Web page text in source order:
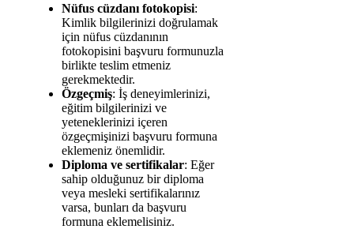
Nüfus cüzdanı fotokopisi:
Kimlik bilgilerinizi doğrulamak
için nüfus cüzdanının
fotokopisini başvuru formunuzla
birlikte teslim etmeniz
gerekmektedir.
Özgeçmiş: İş deneyimlerinizi,
eğitim bilgilerinizi ve
yeteneklerinizi içeren
özgeçmişinizi başvuru formuna
eklemeniz önemlidir.
Diploma ve sertifikalar: Eğer
sahip olduğunuz bir diploma
veya mesleki sertifikalarınız
varsa, bunları da başvuru
formuna eklemelisiniz.